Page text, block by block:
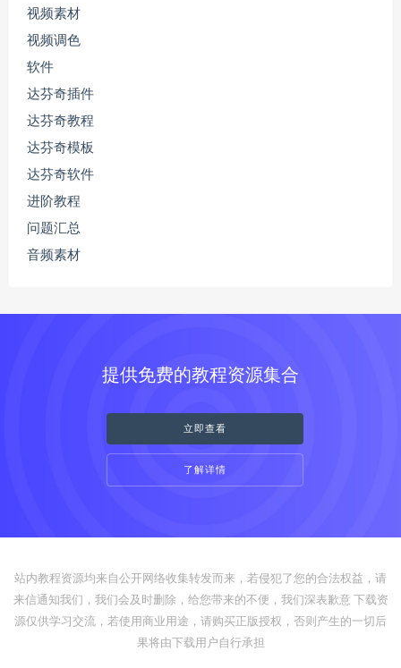
视频素材
视频调色
软件
达芬奇插件
达芬奇教程
达芬奇模板
达芬奇软件
进阶教程
问题汇总
音频素材
提供免费的教程资源集合
立即查看
了解详情
站内教程资源均来自公开网络收集转发而来，若侵犯了您的合法权益，请
来信通知我们，我们会及时删除，给您带来的不便，我们深表歉意 下载资
源仅供学习交流，若使用商业用途，请购买正版授权，否则产生的一切后
果将由下载用户自行承担